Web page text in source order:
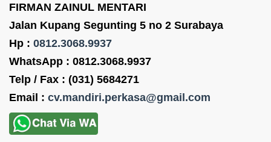
FIRMAN ZAINUL MENTARI
Jalan Kupang Segunting 5 no 2 Surabaya
Hp : 0812.3068.9937
WhatsApp : 0812.3068.9937
Telp / Fax : (031) 5684271
Email : cv.mandiri.perkasa@gmail.com